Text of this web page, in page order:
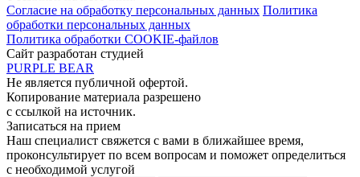
Согласие на обработку персональных данных Политика
обработки персональных данных
Политика обработки COOKIE-файлов
Сайт разработан студией
PURPLE BEAR
Не является публичной офертой.
Копирование материала разрешено
с ссылкой на источник.
Записаться на прием
Наш специалист свяжется с вами в ближайшее время,
проконсультирует по всем вопросам и поможет определиться
с необходимой услугой